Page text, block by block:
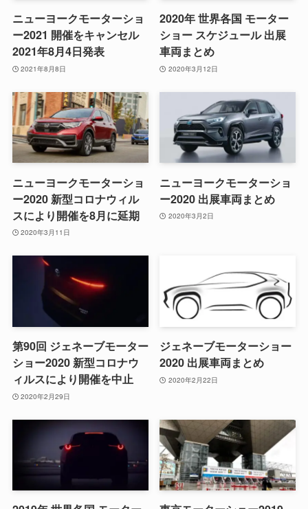
ニューヨークモーターショ
ー2021 開催をキャンセル
2021年8月4日発表
2021年8月8日
2020年 世界各国 モーター
ショー スケジュール 出展
車両まとめ
2020年3月12日
ニューヨークモーターショ
ー2020 新型コロナウィル
スにより開催を8月に延期
2020年3月11日
ニューヨークモーターショ
ー2020 出展車両まとめ
2020年3月2日
第90回 ジェネーブモーター
ショー2020 新型コロナウ
ィルスにより開催を中止
2020年2月29日
ジェネーブモーターショー
2020 出展車両まとめ
2020年2月22日